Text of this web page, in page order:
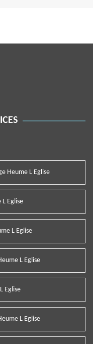
Heume L Eglise
Eglise
L Eglise
L Eglise
Eglise
L Eglise